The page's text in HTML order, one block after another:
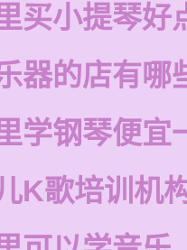
买小提琴好
器的店有哪
学钢琴便宜
K歌培训机